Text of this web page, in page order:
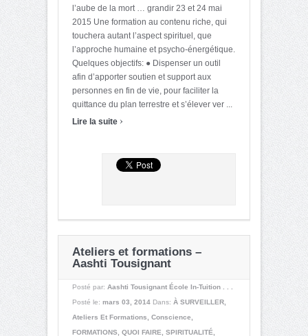
l’aube de la mort … grandir 23 et 24 mai
2015 Une formation au contenu riche, qui
touchera autant l’aspect spirituel, que
l’approche humaine et psycho-énergétique.
Quelques objectifs: ● Dispenser un outil
afin d’apporter soutien et support aux
personnes en fin de vie, pour faciliter la
quittance du plan terrestre et s’élever ver ...
Lire la suite ›
Ateliers et formations –
Aashti Tousignant
Posté par: Aashti Tousignant École In-Tuition . . .
Posté le: mars 03, 2014 Dans: À SURVEILLER
Ateliers Et Formations
Conscience
FORMATIONS
QUOI FAIRE SPIRITUALITÉ